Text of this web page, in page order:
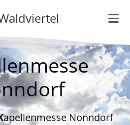
Kapellenmesse Nonndorf